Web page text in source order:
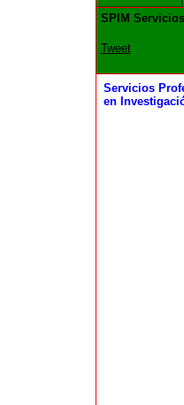
SPIM
Tweet
Servicios
en